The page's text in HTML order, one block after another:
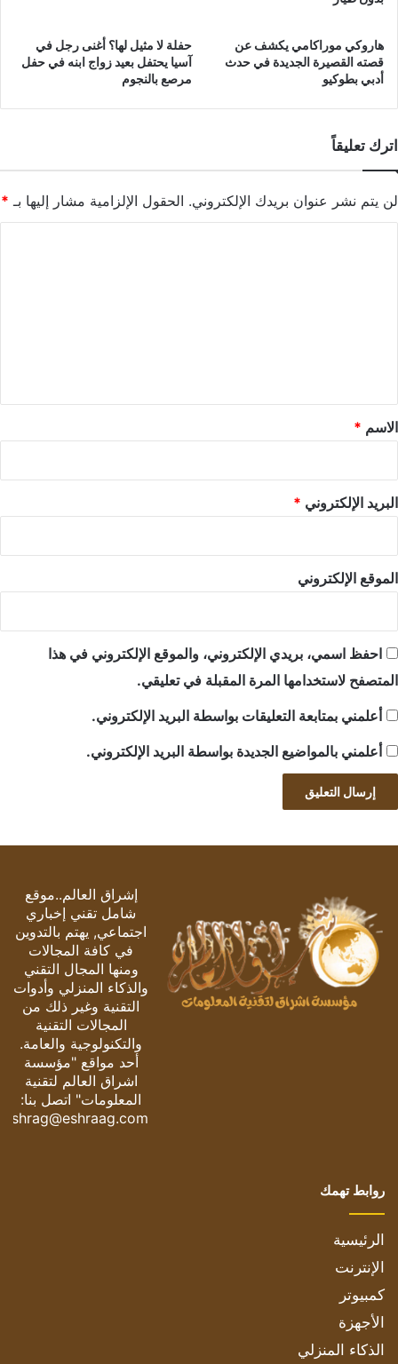
هاروكي موراكامي يكشف عن
قصته القصيرة الجديدة في حدث
أدبي بطوكيو
حفلة لا مثيل لها؟ أغنى رجل في
آسيا يحتفل بعيد زواج ابنه في حفل
مرصع بالنجوم
اترك تعليقاً
لن يتم نشر عنوان بريدك الإلكتروني. الحقول الإلزامية مشار إليها بـ *
*
الاسم *
البريد الإلكتروني *
الموقع الإلكتروني
احفظ اسمي، بريدي الإلكتروني، والموقع الإلكتروني في هذا
المتصفح لاستخدامها المرة المقبلة في تعليقي.
أعلمني بمتابعة التعليقات بواسطة البريد الإلكتروني.
أعلمني بالمواضيع الجديدة بواسطة البريد الإلكتروني.
إشراق العالم..موقع
شامل تقني إخباري
اجتماعي, يهتم بالتدوين
في كافة المجالات
ومنها المجال التقني
والذكاء المنزلي وأدوات
التقنية وغير ذلك من
المجالات التقنية
والتكنولوجية والعامة.
أحد مواقع "مؤسسة
اشراق العالم لتقنية
المعلومات" اتصل بنا:
eshrag@eshraag.com
روابط تهمك
الرئيسية
الإنترنت
كمبيوتر
الأجهزة
الذكاء المنزلي